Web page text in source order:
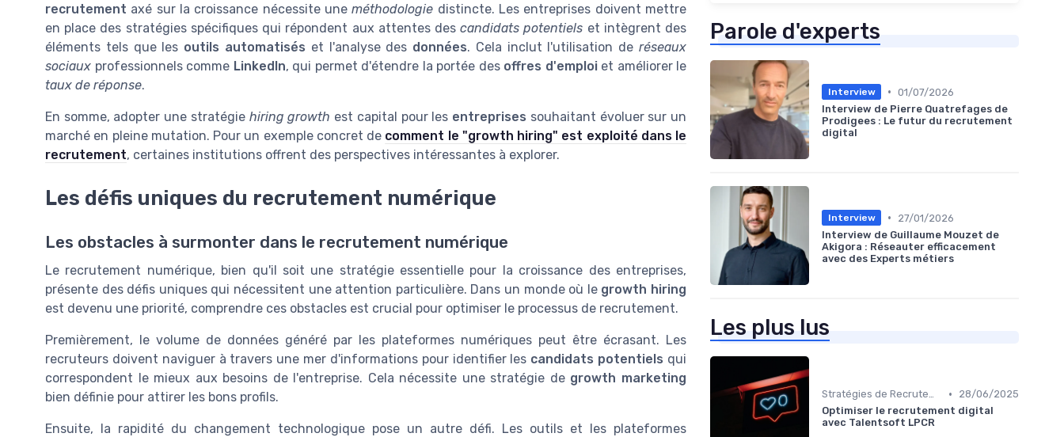
recrutement axé sur la croissance nécessite uneméthodologie distincte. Les entreprises doivent mettre
en place des stratégies spécifiques qui répondent aux attentes descandidats potentiels et intègrent des
éléments tels que les outils automatisés et l'analyse des données. Cela inclut l'utilisation deréseaux
sociaux professionnels comme LinkedIn, qui permet d'étendre la portée des offres d'emploiet améliorer le
taux de réponse.
En somme, adopter une stratégie hiring growth est capital pour les entreprises souhaitant évoluer sur un
marché en pleine mutation. Pour un exemple concret de comment le "growth hiring" est exploité dans le
recrutement, certaines institutions offrent des perspectives intéressantes à explorer.
Les défis uniques du recrutement numérique
Les obstacles à surmonter dans le recrutement numérique
Le recrutement numérique, bien qu'il soit une stratégie essentielle pour la croissance des entreprises,
présente des défis uniques qui nécessitent une attention particulière. Dans un monde où le growth hiring
est devenu une priorité, comprendre ces obstacles est crucial pour optimiser le processus de recrutement.
Premièrement, le volume de données généré par les plateformes numériques peut être écrasant. Les
recruteurs doivent naviguer à travers une mer d'informations pour identifier les candidats potentiels qui
correspondent le mieux aux besoins de l'entreprise. Cela nécessite une stratégie de growth marketing
bien définie pour attirer les bons profils.
Ensuite, la rapidité du changement technologique pose un autre défi. Les outils et les plateformes
Parole d'experts
Interview • 01/07/2026
Interview de Pierre Quatrefages de
Prodigees : Le futur du recrutement
digital
Interview •
27/01/2026
Interview de Guillaume Mouzet de
Akigora : Réseauter efficacement
avec des Experts métiers
Les plus lus
Stratégies de Recrutement Digital •
28/06/2025
Optimiser le recrutement digital
avec Talentsoft LPCR